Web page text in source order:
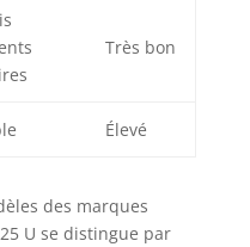
Très bon
Élevé
des marques
U se distingue par